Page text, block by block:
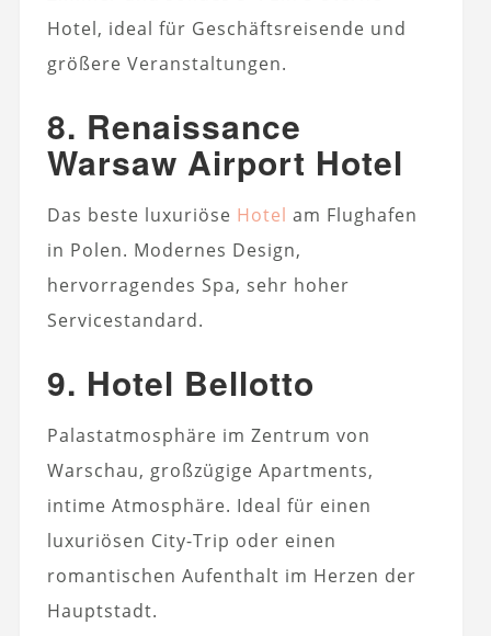
Hotel, ideal für Geschäftsreisende und
größere Veranstaltungen.
8. Renaissance
Warsaw Airport Hotel
Das beste luxuriöse Hotel am Flughafen
in Polen. Modernes Design,
hervorragendes Spa, sehr hoher
Servicestandard.
9. Hotel Bellotto
Palastatmosphäre im Zentrum von
Warschau, großzügige Apartments,
intime Atmosphäre. Ideal für einen
luxuriösen City-Trip oder einen
romantischen Aufenthalt im Herzen der
Hauptstadt.